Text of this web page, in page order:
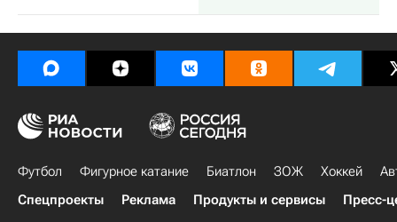
Футбол Фигурное катание Биатлон ЗОЖ Хоккей
Спецпроекты
Реклама Продукты и сервисы Пресс-